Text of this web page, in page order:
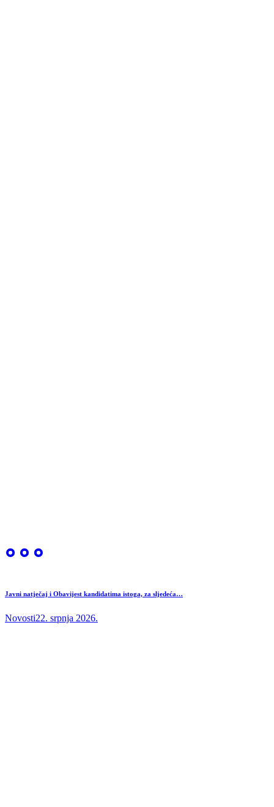
Javni natječaj i Obavijest kandidatima istoga, za sljedeća…
Novosti22. srpnja 2026.